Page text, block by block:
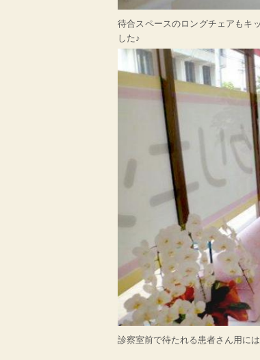
待合スペースのロングチェアもキ
した♪
診察室前で待たれる患者さん用に